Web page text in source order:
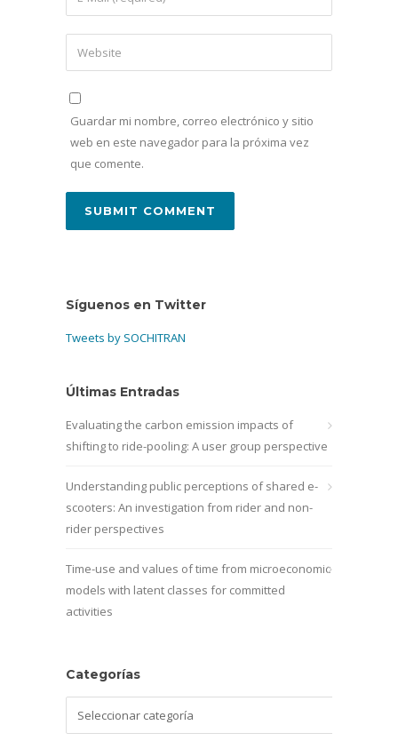
Guardar mi nombre, correo electrónico y sitio
web en este navegador para la próxima vez
que comente.
Síguenos en Twitter
Tweets by SOCHITRAN
Últimas Entradas
Evaluating the carbon emission impacts of
shifting to ride-pooling: A user group perspective
Understanding public perceptions of shared e-
scooters: An investigation from rider and non-
rider perspectives
Time-use and values of time from microeconomic
models with latent classes for committed
activities
Categorías